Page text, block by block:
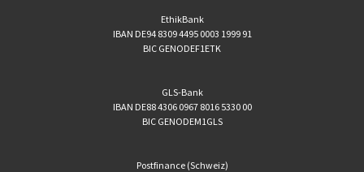
EthikBank
IBAN DE94 8309 4495 0003 1999 91
BIC GENODEF1ETK
GLS-Bank
IBAN DE88 4306 0967 8016 5330 00
BIC GENODEM1GLS
Postfinance (Schweiz)